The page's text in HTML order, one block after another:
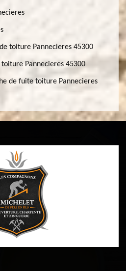
toiture Pannecieres 45300
Pannecieres 45300
de fuite toiture Pannecieres